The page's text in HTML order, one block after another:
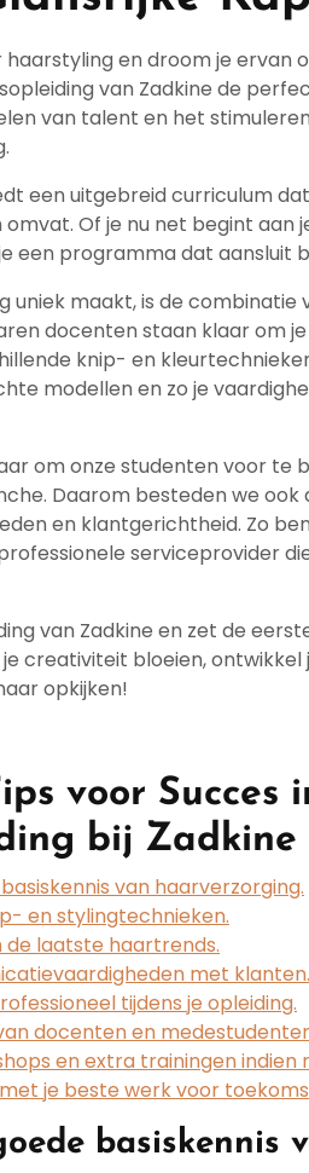
haarstyling en droom je ervan
van Zadkine de
van talent en het
een uitgebreid curriculum
Of je nu net begint aan
een programma dat aansluit
uniek maakt, is de combinatie
docenten staan klaar om
knip- en
modellen en zo je
om onze studenten voor te
Daarom besteden we
en klantgerichtheid. Zo
serviceprovider
van Zadkine en zet de
creativiteit bloeien, ontwikkel
opkijken!
voor Succes
bij Zadkine
van haarverzorging.
en stylingtechnieken.
de laatste haartrends.
met klanten.
tijdens je opleiding.
docenten en
en extra trainingen indien
je beste werk voor
basiskennis